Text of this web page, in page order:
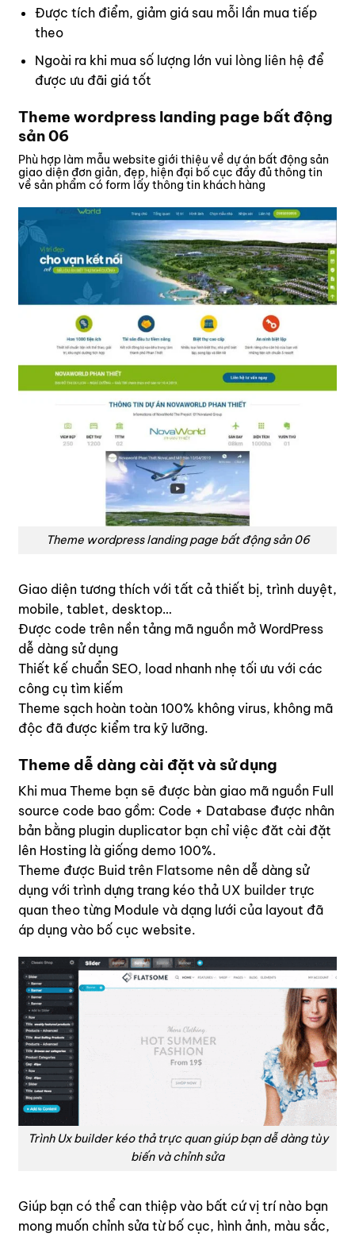
Được tích điểm, giảm giá sau mỗi lần mua tiếp
theo
Ngoài ra khi mua số lượng lớn vui lòng liên hệ để
được ưu đãi giá tốt
Theme wordpress landing page bất động
sản 06
Phù hợp làm mẫu website giới thiệu về dự án bất động sản
giao diện đơn giản, đẹp, hiện đại bố cục đầy đủ thông tin
về sản phẩm có form lấy thông tin khách hàng
Theme wordpress landing page bất động sản 06
Giao diện tương thích với tất cả thiết bị, trình duyệt,
mobile, tablet, desktop…
Được code trên nền tảng mã nguồn mở WordPress
dễ dàng sử dụng
Thiết kế chuẩn SEO, load nhanh nhẹ tối ưu với các
công cụ tìm kiếm
Theme sạch hoàn toàn 100% không virus, không mã
độc đã được kiểm tra kỹ lưỡng.
Theme dễ dàng cài đặt và sử dụng
Khi mua Theme bạn sẽ được bàn giao mã nguồn Full
source code bao gồm: Code + Database được nhân
bản bằng plugin duplicator bạn chỉ việc đăt cài đặt
lên Hosting là giống demo 100%.
Theme được Buid trên Flatsome nên dễ dàng sử
dụng với trình dựng trang kéo thả UX builder trực
quan theo từng Module và dạng lưới của layout đã
áp dụng vào bố cục website.
Trình Ux builder kéo thả trực quan giúp bạn dễ dàng tùy
biến và chỉnh sửa
Giúp bạn có thể can thiệp vào bất cứ vị trí nào bạn
mong muốn chỉnh sửa từ bố cục, hình ảnh, màu sắc,